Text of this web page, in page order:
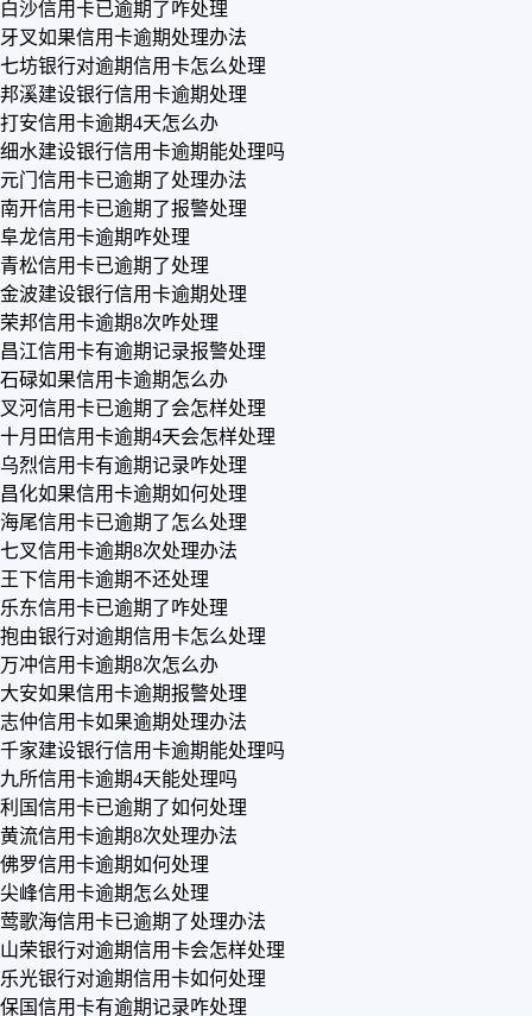
白沙信用卡已逾期了咋处理
牙叉如果信用卡逾期处理办法
七坊银行对逾期信用卡怎么处理
邦溪建设银行信用卡逾期处理
打安信用卡逾期4天怎么办
细水建设银行信用卡逾期能处理吗
元门信用卡已逾期了处理办法
南开信用卡已逾期了报警处理
阜龙信用卡逾期咋处理
青松信用卡已逾期了处理
金波建设银行信用卡逾期处理
荣邦信用卡逾期8次咋处理
昌江信用卡有逾期记录报警处理
石碌如果信用卡逾期怎么办
叉河信用卡已逾期了会怎样处理
十月田信用卡逾期4天会怎样处理
乌烈信用卡有逾期记录咋处理
昌化如果信用卡逾期如何处理
海尾信用卡已逾期了怎么处理
七叉信用卡逾期8次处理办法
王下信用卡逾期不还处理
乐东信用卡已逾期了咋处理
抱由银行对逾期信用卡怎么处理
万冲信用卡逾期8次怎么办
大安如果信用卡逾期报警处理
志仲信用卡如果逾期处理办法
千家建设银行信用卡逾期能处理吗
九所信用卡逾期4天能处理吗
利国信用卡已逾期了如何处理
黄流信用卡逾期8次处理办法
佛罗信用卡逾期如何处理
尖峰信用卡逾期怎么处理
莺歌海信用卡已逾期了处理办法
山荣银行对逾期信用卡会怎样处理
乐光银行对逾期信用卡如何处理
保国信用卡有逾期记录咋处理